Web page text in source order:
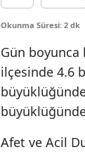
Okunma Süresi: 2 dk
Gün boyunca
ilçesinde 4.6
Afet ve Acil